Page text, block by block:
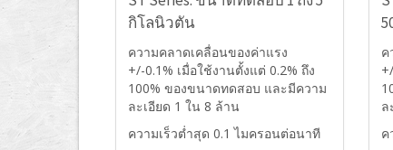
กิโลนิวตัน
ความคลาดเคลื่อนของค่าแรง
+/-0.1% เมื่อใช้งานตั้งแต่ 0.2% ถึง
100% ของขนาดทดสอบ และมีความ
ละเอียด 1 ใน 8 ล้าน
ความเร็วต่ำสุด 0.1 ไมครอนต่อนาที
ค
ล
ค